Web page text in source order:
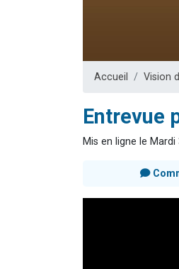
Accueil Vision
Entrevue
Mis en ligne le